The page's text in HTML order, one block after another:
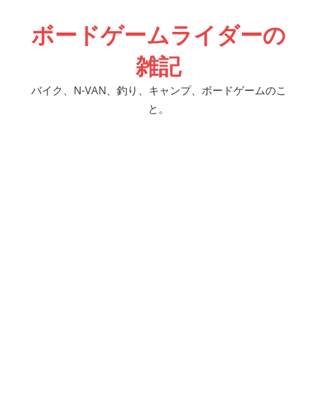
ボードゲームライダーの
雑記
バイク、N-VAN、釣り、キャンプ、ボードゲームのこ
と。